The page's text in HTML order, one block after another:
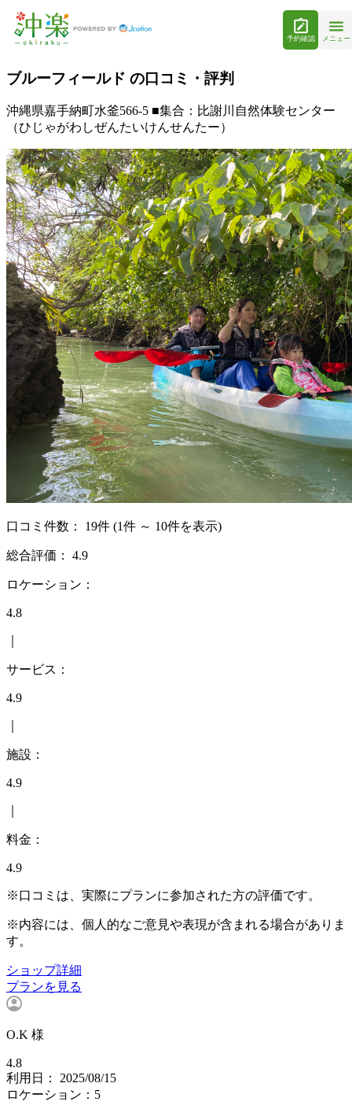
予約確認 メニュー
ブルーフィールド の口コミ・評判
沖縄県嘉手納町水釜566-5 ■集合：比謝川自然体験センター
（ひじゃがわしぜんたいけんせんたー）
口コミ件数： 19件 (1件 ～ 10件を表示)
総合評価： 4.9
ロケーション：
4.8
サービス：
4.9
施設：
4.9
料金：
4.9
※口コミは、実際にプランに参加された方の評価です。
※内容には、個人的なご意見や表現が含まれる場合がありま
す。
ショップ詳細
プランを見る
O.K 様
4.8
利用日： 2025/08/15
ロケーション：5